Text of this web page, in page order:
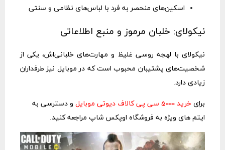
اسکین‌های منحصر به فرد با لباس‌های نظامی و سنتی
نیکولای: خلبان مرموز و منبع اطلاعاتی
نیکولای با لهجه روسی غلیظ و مهارت‌های خلبانی‌اش، یکی از
شخصیت‌های پشتیبان محبوب است که در موبایل نیز طرفداران
زیادی دارد.
برای خرید 5000 سی پی کالاف دیوتی موبایل
و دسترسی به
ایتم های ویژه به فروشگاه اوپکس شاپ مراجعه کنید.